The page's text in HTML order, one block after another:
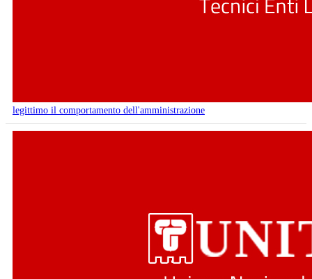
legittimo il comportamento dell'amministrazione